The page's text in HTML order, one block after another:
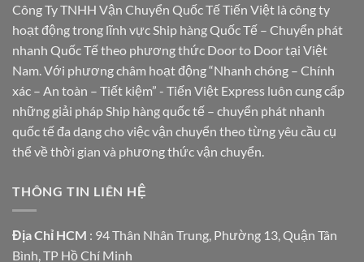
Công Ty TNHH Vận Chuyển Quốc Tế Tiến Việt là công ty
hoạt động trong lĩnh vực Ship hàng Quốc Tế – Chuyển phát
nhanh Quốc Tế theo phương thức Door to Door tại Việt
Nam. Với phương châm hoạt động “Nhanh chóng – Chính
xác – An toàn – Tiết kiệm” - Tiến Việt Express luôn cung cấp
những giải pháp Ship hàng quốc tế – chuyển phát nhanh
quốc tế đa dạng cho việc vận chuyển theo từng yêu cầu cụ
thể về thời gian và phương thức vận chuyển.
THÔNG TIN LIÊN HỆ
Địa Chỉ HCM : 94 Thân Nhân Trung, Phường 13, Quận Tân
Bình, TP Hồ Chí Minh